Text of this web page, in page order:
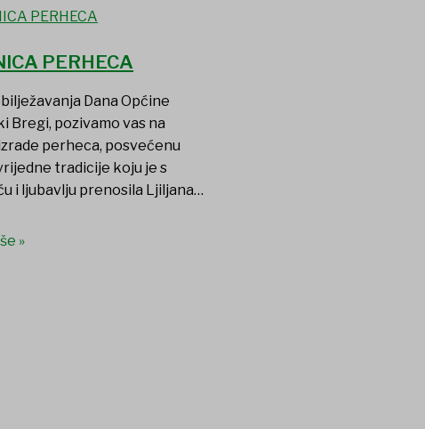
PERHECA
Dana Općine
Bregi, pozivamo vas na
perheca, posvećenu
tradicije koju je s
i ljubavlju prenosila Ljiljana…
»